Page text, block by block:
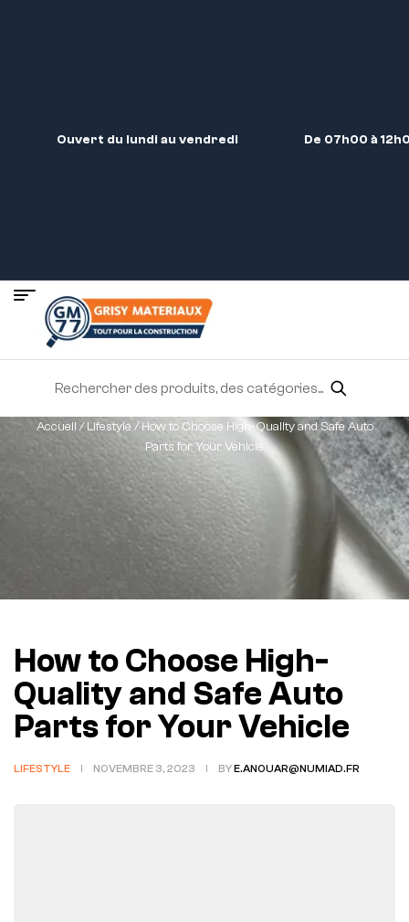
Ouvert du lundi au vendredi De 07h00 à
Accueil /Lifestyle / How to Choose High-Quality and Safe Auto
Parts for Your Vehicle
How to Choose High-
Quality and Safe Auto
Parts for Your Vehicle
LIFESTYLE NOVEMBRE 3, 2023 BYE.ANOUAR@NUMIAD.FR